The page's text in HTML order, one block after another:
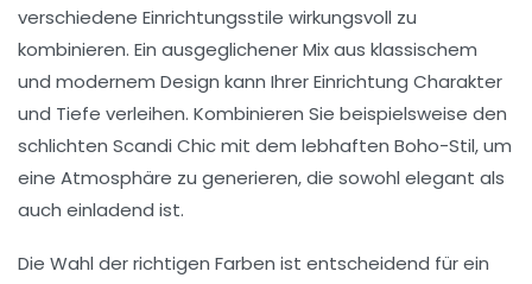
verschiedene Einrichtungsstile wirkungsvoll zu
kombinieren. Ein ausgeglichener Mix aus klassischem
und modernem Design kann Ihrer Einrichtung Charakter
und Tiefe verleihen. Kombinieren Sie beispielsweise den
schlichten Scandi Chicmit dem lebhaften Boho-Stil, um
eine Atmosphäre zu generieren, die sowohl elegant als
auch einladend ist.
Die Wahl der richtigen Farben ist entscheidend für ein